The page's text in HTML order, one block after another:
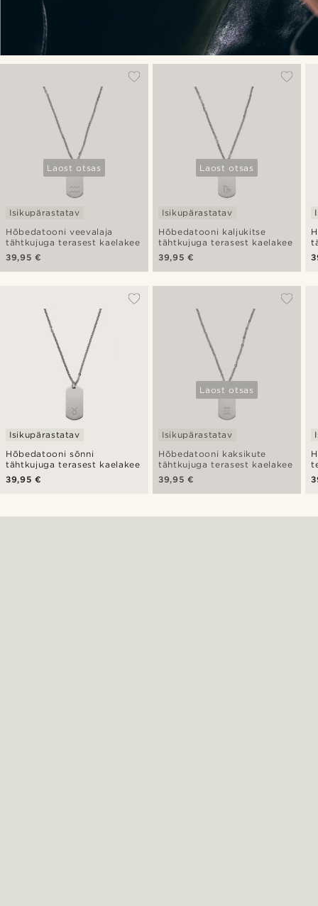
Laost otsas
Hõbedatooni veevalaja
tähtkujuga terasest kaelakee
Isikupärastatav
39,95 €
Laost otsas
Hõbedatooni kaljukitse
tähtkujuga terasest kaelakee
Isikupärastatav
39,95 €
Hõbedatooni sõnni
tähtkujuga terasest kaelakee
Isikupärastatav
39,95 €
Laost otsas
Hõbedatooni kaksikute
tähtkujuga terasest kaelakee
Isikupärastatav
39,95 €